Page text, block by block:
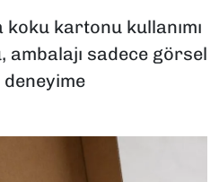
koku kartonu kullanımı
ambalajı sadece görsel